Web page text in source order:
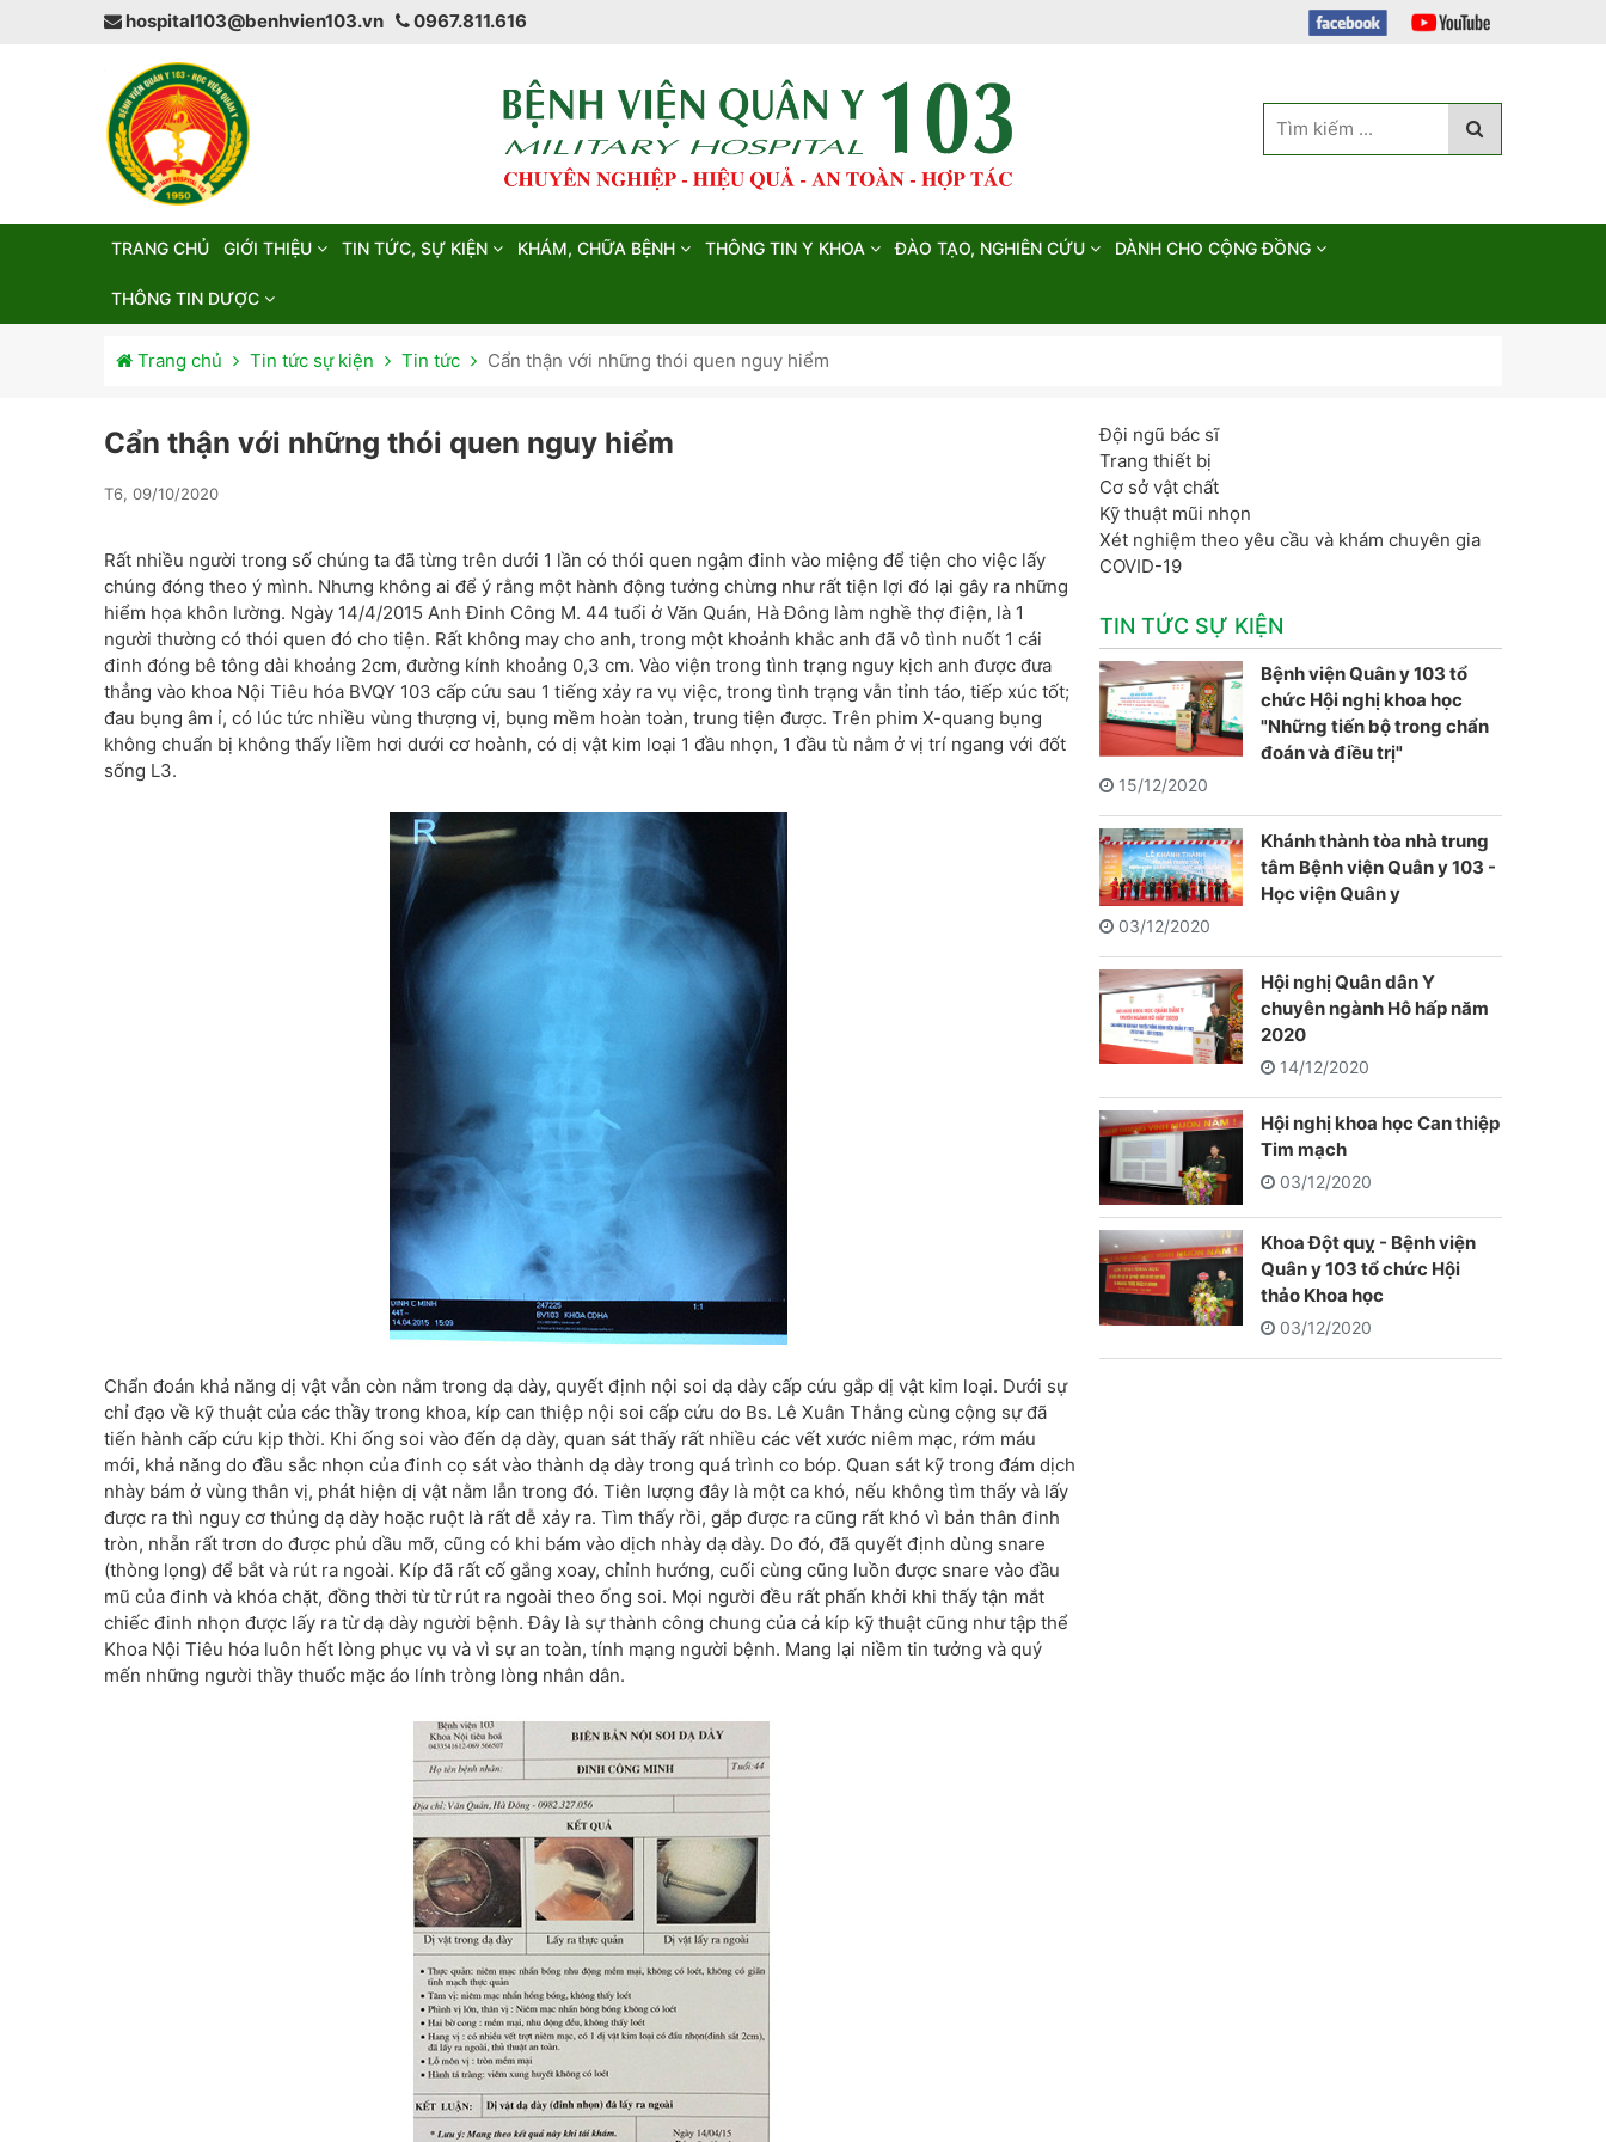
hospital103@benhvien103.vn 0967.811.616
TRANG CHỦ GIỚI THIỆU TIN TỨC, SỰ KIỆN KHÁM, CHỮA BỆNH THÔNG TIN Y KHOA ĐÀO TẠO, NGHIÊN CỨU DÀNH CHO CỘNG ĐỒNG
THÔNG TIN DƯỢC
Trang chủ Tin tức sự kiện Tin tức Cẩn thận với những thói quen nguy hiểm
Cẩn thận với những thói quen nguy hiểm
T6, 09/10/2020
Rất nhiều người trong số chúng ta đã từng trên dưới 1 lần có thói quen ngậm đinh vào miệng để tiện cho việc lấy
chúng đóng theo ý mình. Nhưng không ai để ý rằng một hành động tưởng chừng như rất tiện lợi đó lại gây ra những
hiểm họa khôn lường. Ngày 14/4/2015 Anh Đinh Công M. 44 tuổi ở Văn Quán, Hà Đông làm nghề thợ điện, là 1
người thường có thói quen đó cho tiện. Rất không may cho anh, trong một khoảnh khắc anh đã vô tình nuốt 1 cái
đinh đóng bê tông dài khoảng 2cm, đường kính khoảng 0,3 cm. Vào viện trong tình trạng nguy kịch anh được đưa
thẳng vào khoa Nội Tiêu hóa BVQY 103 cấp cứu sau 1 tiếng xảy ra vụ việc, trong tình trạng vẫn tỉnh táo, tiếp xúc tốt;
đau bụng âm ỉ, có lúc tức nhiều vùng thượng vị, bụng mềm hoàn toàn, trung tiện được. Trên phim X-quang bụng
không chuẩn bị không thấy liềm hơi dưới cơ hoành, có dị vật kim loại 1 đầu nhọn, 1 đầu tù nằm ở vị trí ngang với đốt
sống L3.
Chẩn đoán khả năng dị vật vẫn còn nằm trong dạ dày, quyết định nội soi dạ dày cấp cứu gắp dị vật kim loại. Dưới sự
chỉ đạo về kỹ thuật của các thầy trong khoa, kíp can thiệp nội soi cấp cứu do Bs. Lê Xuân Thắng cùng cộng sự đã
tiến hành cấp cứu kịp thời. Khi ống soi vào đến dạ dày, quan sát thấy rất nhiều các vết xước niêm mạc, rớm máu
mới, khả năng do đầu sắc nhọn của đinh cọ sát vào thành dạ dày trong quá trình co bóp. Quan sát kỹ trong đám dịch
nhày bám ở vùng thân vị, phát hiện dị vật nằm lẫn trong đó. Tiên lượng đây là một ca khó, nếu không tìm thấy và lấy
được ra thì nguy cơ thủng dạ dày hoặc ruột là rất dễ xảy ra. Tìm thấy rồi, gắp được ra cũng rất khó vì bản thân đinh
tròn, nhẵn rất trơn do được phủ dầu mỡ, cũng có khi bám vào dịch nhày dạ dày. Do đó, đã quyết định dùng snare
(thòng lọng) để bắt và rút ra ngoài. Kíp đã rất cố gắng xoay, chỉnh hướng, cuối cùng cũng luồn được snare vào đầu
mũ của đinh và khóa chặt, đồng thời từ từ rút ra ngoài theo ống soi. Mọi người đều rất phấn khởi khi thấy tận mắt
chiếc đinh nhọn được lấy ra từ dạ dày người bệnh. Đây là sự thành công chung của cả kíp kỹ thuật cũng như tập thể
Khoa Nội Tiêu hóa luôn hết lòng phục vụ và vì sự an toàn, tính mạng người bệnh. Mang lại niềm tin tưởng và quý
mến những người thầy thuốc mặc áo lính tròng lòng nhân dân.
Đội ngũ bác sĩ
Trang thiết bị
Cơ sở vật chất
Kỹ thuật mũi nhọn
Xét nghiệm theo yêu cầu và khám chuyên gia
COVID-19
TIN TỨC SỰ KIỆN
Bệnh viện Quân y 103 tổ
chức Hội nghị khoa học
"Những tiến bộ trong chẩn
đoán và điều trị"
15/12/2020
Khánh thành tòa nhà trung
tâm Bệnh viện Quân y 103 -
Học viện Quân y
03/12/2020
Hội nghị Quân dân Y
chuyên ngành Hô hấp năm
2020
14/12/2020
Hội nghị khoa học Can thiệp
Tim mạch
03/12/2020
Khoa Đột quỵ - Bệnh viện
Quân y 103 tổ chức Hội
thảo Khoa học
03/12/2020